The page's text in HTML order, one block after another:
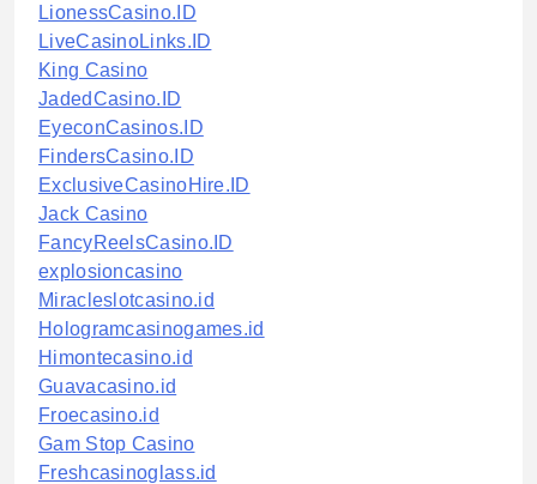
LionessCasino.ID
LiveCasinoLinks.ID
King Casino
JadedCasino.ID
EyeconCasinos.ID
FindersCasino.ID
ExclusiveCasinoHire.ID
Jack Casino
FancyReelsCasino.ID
explosioncasino
Miracleslotcasino.id
Hologramcasinogames.id
Himontecasino.id
Guavacasino.id
Froecasino.id
Gam Stop Casino
Freshcasinoglass.id